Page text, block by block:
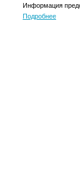
Информация
Подробнее